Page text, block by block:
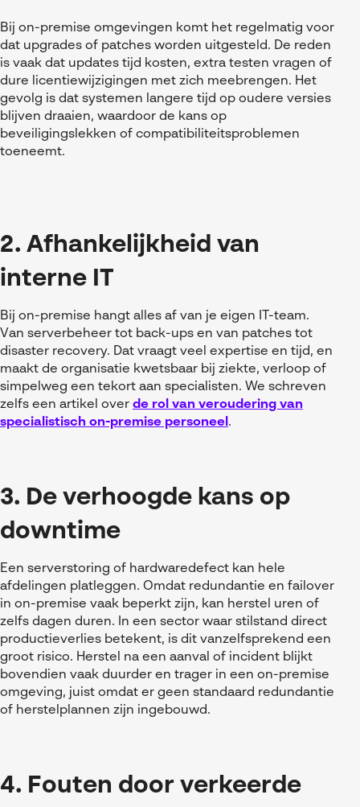
Bij on-premise omgevingen komt het regelmatig voor
dat upgrades of patches worden uitgesteld. De reden
is vaak dat updates tijd kosten, extra testen vragen of
dure licentiewijzigingen met zich meebrengen. Het
gevolg is dat systemen langere tijd op oudere versies
blijven draaien, waardoor de kans op
beveiligingslekken of compatibiliteitsproblemen
toeneemt.
2. Afhankelijkheid van
interne IT
Bij on-premise hangt alles af van je eigen IT-team.
Van serverbeheer tot back-ups en van patches tot
disaster recovery. Dat vraagt veel expertise en tijd, en
maakt de organisatie kwetsbaar bij ziekte, verloop of
simpelweg een tekort aan specialisten. We schreven
zelfs een artikel over de rol van veroudering van
specialistisch on-premise personeel.
3. De verhoogde kans op
downtime
Een serverstoring of hardwaredefect kan hele
afdelingen platleggen. Omdat redundantie en failover
in on-premise vaak beperkt zijn, kan herstel uren of
zelfs dagen duren. In een sector waar stilstand direct
productieverlies betekent, is dit vanzelfsprekend een
groot risico. Herstel na een aanval of incident blijkt
bovendien vaak duurder en trager in een on-premise
omgeving, juist omdat er geen standaard redundantie
of herstelplannen zijn ingebouwd.
4. Fouten door verkeerde